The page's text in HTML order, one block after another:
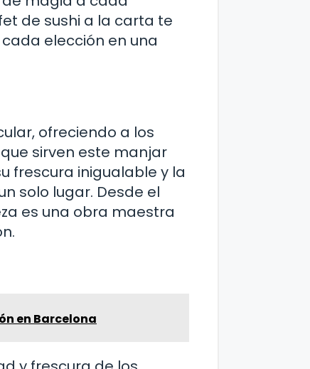
de sushi a la carta te
elección en una
ofreciendo a los
sirven este manjar
frescura inigualable y la
solo lugar. Desde el
es una obra maestra
en Barcelona